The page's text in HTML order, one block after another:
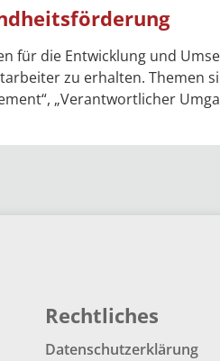
für die Entwicklung und
zu erhalten. Themen
„Verantwortlicher
Rechtliches
Datenschutzerklärung